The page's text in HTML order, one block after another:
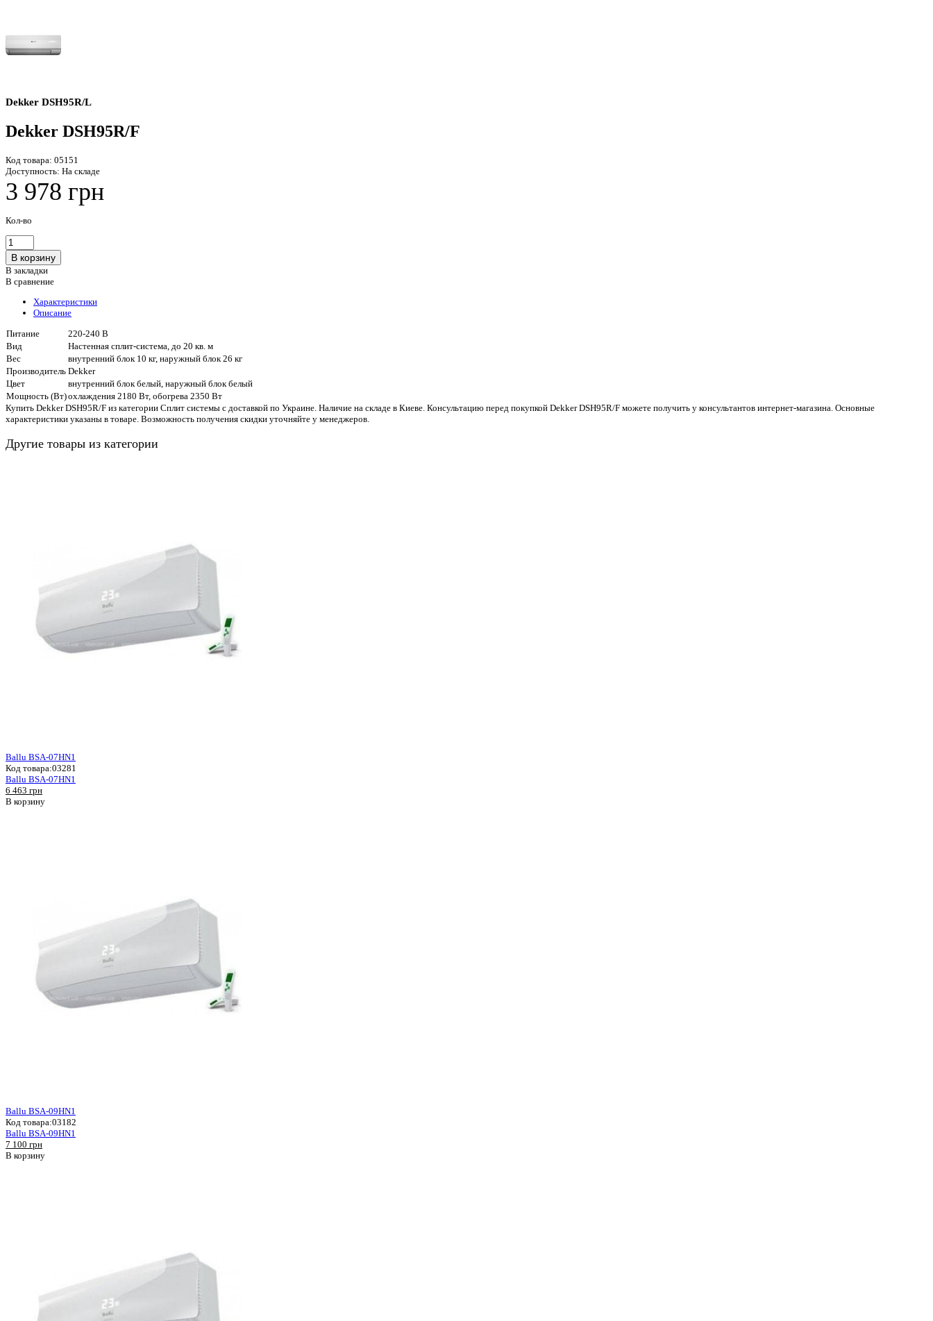
Dekker DSH95R/L
Dekker DSH95R/F
Код товара: 05151
Доступность: На складе
3 978 грн
Кол-во
В закладки
В сравнение
Характеристики
Описание
Питание
220-240 В
Вид
Настенная сплит-система, до 20 кв. м
Вес
внутренний блок 10 кг, наружный блок 26 кг
Производитель Dekker
Цвет
внутренний блок белый, наружный блок белый
Мощность (Вт)охлаждения 2180 Вт, обогрева 2350 Вт
Купить Dekker DSH95R/F из категории Сплит системы с доставкой по Украине. Наличие на складе в Киеве. Консультацию перед покупкой Dekker DSH95R/F можете получить у консультантов интернет-магазина. Основные
характеристики указаны в товаре. Возможность получения скидки уточняйте у менеджеров.
Другие товары из категории
Ballu BSA-07HN1
Код товара:03281
Ballu BSA-07HN1
6 463 грн
В корзину
Ballu BSA-09HN1
Код товара:03182
Ballu BSA-09HN1
7 100 грн
В корзину